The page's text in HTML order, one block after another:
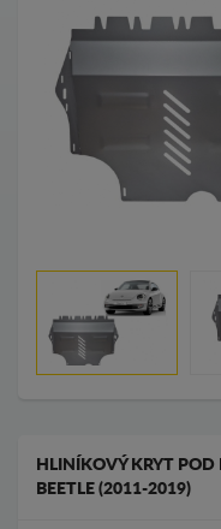
HLINÍKOVÝ KRYT
BEETLE (2011-2019)